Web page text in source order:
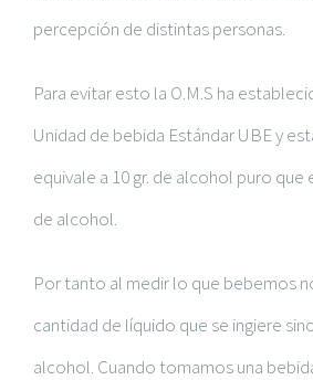
percepción de distintas personas.
Para evitar esto la O.M.S ha
Unidad de bebida Estándar UBE y
equivale a 10 gr. de alcohol puro que
de alcohol.
Por tanto al medir lo que bebemos
cantidad de líquido que se ingiere
alcohol. Cuando tomamos una